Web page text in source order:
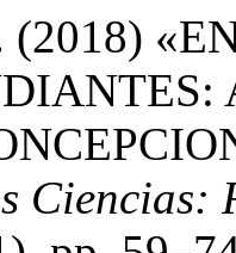
(2018)
Ciencias: